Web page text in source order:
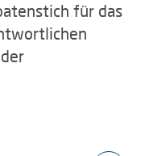
für das